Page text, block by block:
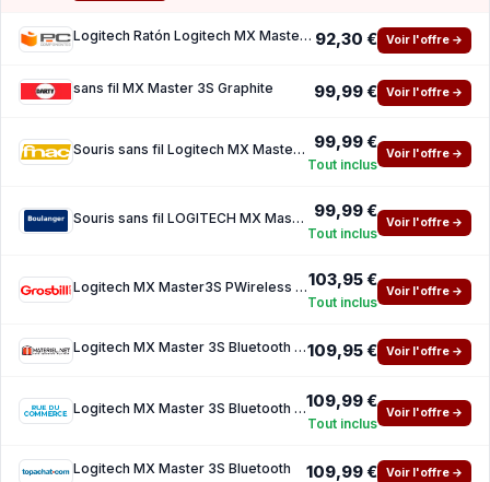
Logitech Ratón Logitech MX Master 3S Inalámbrico Bluetooth 8000 DPI Grafito Silencioso Erg 92,30 € Voir l'offre →
sans fil MX Master 3S Graphite 99,99 € Voir l'offre →
Souris sans fil Logitech MX Master 3S Graphite 99,99 €
Tout inclus
Voir l'offre →
Souris sans fil LOGITECH MX Master 3S Bluetooth 99,99 €
Tout inclus
Voir l'offre →
Logitech MX Master3S PWireless Mouse-GRAPHITEEMEA103,95 €
Tout inclus
Voir l'offre →
Logitech MX Master 3S Bluetooth - Graphite109,95 € Voir l'offre →
Logitech MX Master 3S Bluetooth Edition (Graphite)109,99 €
Tout inclus
Voir l'offre →
Logitech MX Master 3S Bluetooth 109,99 € Voir l'offre →